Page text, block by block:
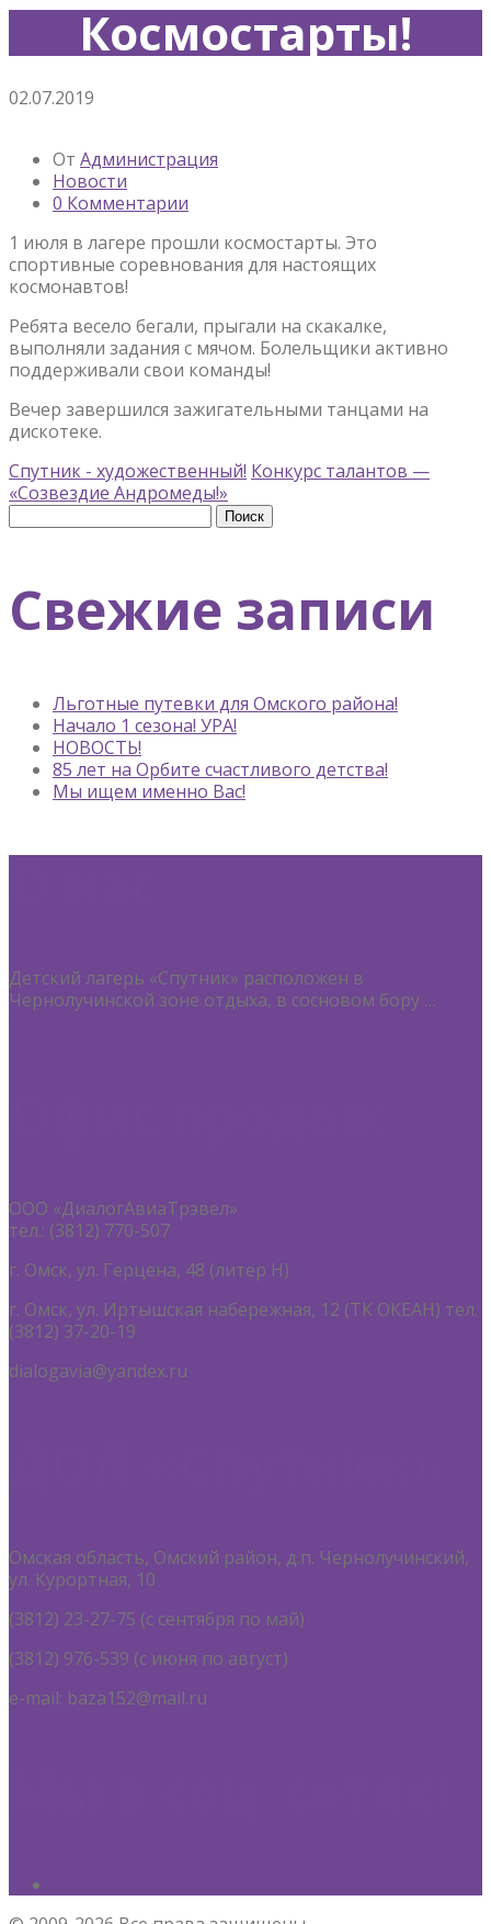
Космостарты!
02.07.2019
От Администрация
Новости
0 Комментарии
1 июля в лагере прошли космостарты. Это
спортивные соревнования для настоящих
космонавтов!
Ребята весело бегали, прыгали на скакалке,
выполняли задания с мячом. Болельщики активно
поддерживали свои команды!
Вечер завершился зажигательными танцами на
дискотеке.
Спутник - художественный! Конкурс талантов —
«Созвездие Андромеды!»
Найти:
Свежие записи
Льготные путевки для Омского района!
Начало 1 сезона! УРА!
НОВОСТЬ!
85 лет на Орбите счастливого детства!
Мы ищем именно Вас!
Детский лагерь «Спутник» расположен в
Чернолучинской зоне отдыха, в сосновом бору …
ООО «ДиалогАвиаТрэвел»
тел.: (3812) 770-507
г. Омск, ул. Герцена, 48 (литер Н)
г. Омск, ул. Иртышская набережная, 12 (ТК ОКЕАН) тел.
(3812) 37-20-19
dialogavia@yandex.ru
Омская область, Омский район, д.п. Чернолучинский,
ул. Курортная, 10
(3812) 23-27-75 (с сентября по май)
(3812) 976-539 (с июня по август)
e-mail: baza152@mail.ru